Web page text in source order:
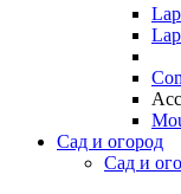
Сад и огород
Сад и